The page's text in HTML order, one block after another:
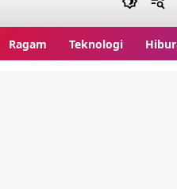
Ragam Teknologi